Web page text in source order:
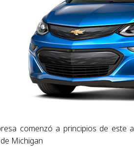
comenzó a principios de este
Michigan